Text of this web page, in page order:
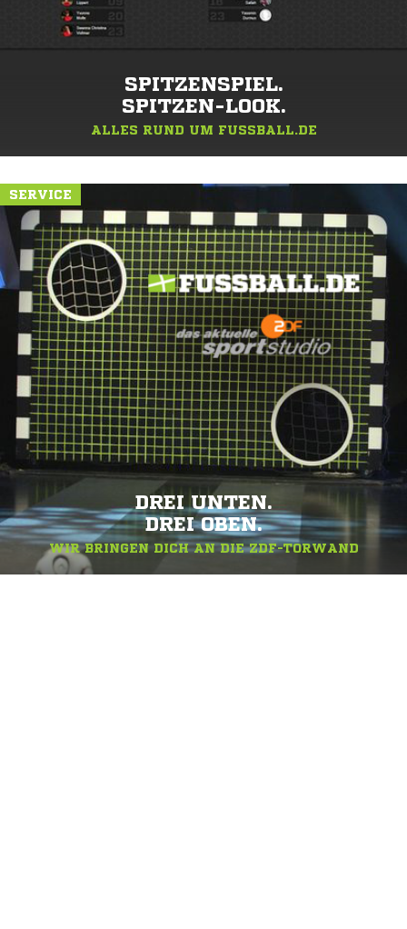
SPITZENSPIEL.
SPITZEN-LOOK.
ALLES RUND UM FUSSBALL.DE
SERVICE
DREI UNTEN.
DREI OBEN.
WIR BRINGEN DICH AN DIE ZDF-TORWAND